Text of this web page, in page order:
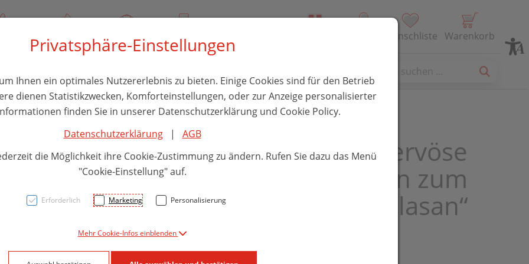
Über uns Rezept-Anfrage Service Wunschliste Warenkorb
Tropfen gegen nervöse
Herzbeschwerden zum
Einnehmen „Similasan“
Privatsphäre-Einstellungen
Ihnen ein optimales Nutzererlebnis zu bieten. Einige Cookies sind für den Betrieb
dienen Statistikzwecken, Komforteinstellungen, oder zur Anzeige personalisierter
finden Sie in unserer Datenschutzerklärung und Cookie Policy.
Datenschutzerklärung| AGB
die Möglichkeit ihre Cookie-Zustimmung zu ändern. Rufen Sie dazu das Menü
"Cookie-Einstellung" auf.
Erforderlich Marketing Personalisierung
Mehr Cookie-Infos einblenden